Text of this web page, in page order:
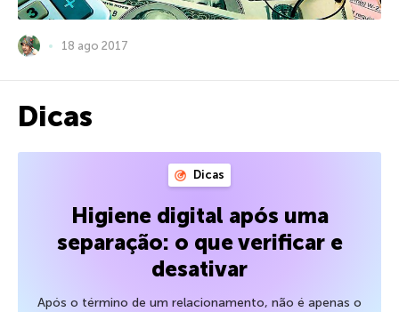
18 ago 2017
Dicas
Dicas
Higiene digital após uma
separação: o que verificar e
desativar
Após o término de um relacionamento, não é apenas o